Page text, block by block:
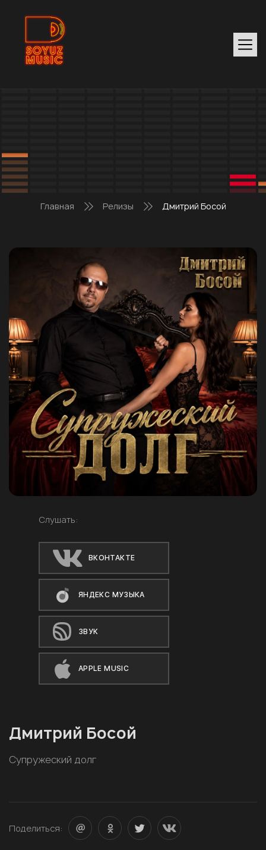
Главная Релизы Дмитрий Босой
Слушать:
ВКОНТАКТЕ
ЯНДЕКС МУЗЫКА
ЗВУК
APPLE MUSIC
Дмитрий Босой
Супружеский долг
Поделиться: